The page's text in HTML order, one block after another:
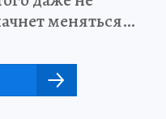
меняться…